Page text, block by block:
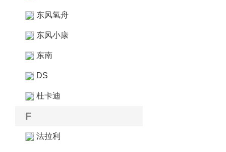
东风氢舟
东风小康
东南
DS
杜卡迪
F
法拉利